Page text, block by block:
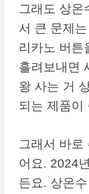
그래도 상온
서 큰 문제
리카노 버튼
흘려보내면
왕 사는 거
되는 제품이
그래서 바로
어요. 2024
든요. 상온